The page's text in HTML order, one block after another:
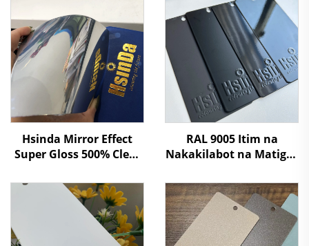
Hsinda Mirror Effect
Super Gloss 500% Clear
Powder Coating Paint
Price
RAL 9005 Itim na
Nakakilabot na Matigas
Powder Coating na
Pinta